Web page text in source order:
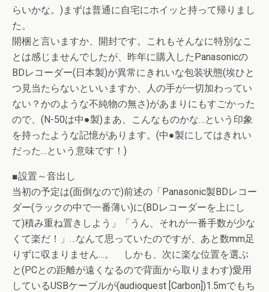
らいかな。)まずは普通に自宅にホイッと持って帰りまし
た。
開梱と言いますか、開封です。これもそんなに特別なこ
とは感じませんでしたが、昨年に購入したPanasonicの
BDレコーダー(日本製)が異常にきれいな包装状態(埃ひと
つ見当たらないといいますか、人の手が一切加わってい
ない？かのような不純物の無さ)があまりにもすごかった
ので、(N-50は中●製)まあ、こんなものかな…という印象
を持ったような記憶があります。(中●製にしてはきれい
だった…という意味です！)
■設置～音出し
当初の予定は(面倒なので)前述の「Panasonic製BDレコー
ダー(ラックの中で一番薄い)に(BDレコーダーを上にし
て)積み重ね置きしよう」「うん、それが一番手数が少な
くて楽だ！」…なんて思っていたのですが、あと数mm足
りずに収まりません…。 しかも、次に楽な位置を選ぶ
と(PCとの距離が遠くなるので背面から取りまわす)愛用
しているUSBケーブルが(audioquest [Carbon])1.5mでもち